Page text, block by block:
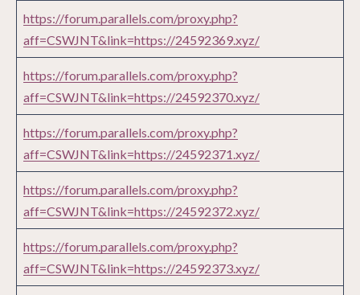
https://forum.parallels.com/proxy.php?
aff=CSWJNT&link=https://24592369.xyz/
https://forum.parallels.com/proxy.php?
aff=CSWJNT&link=https://24592370.xyz/
https://forum.parallels.com/proxy.php?
aff=CSWJNT&link=https://24592371.xyz/
https://forum.parallels.com/proxy.php?
aff=CSWJNT&link=https://24592372.xyz/
https://forum.parallels.com/proxy.php?
aff=CSWJNT&link=https://24592373.xyz/